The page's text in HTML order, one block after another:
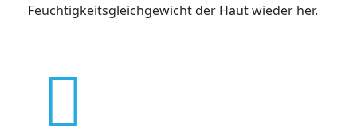
Feuchtigkeitsgleichgewicht der Haut wieder her.